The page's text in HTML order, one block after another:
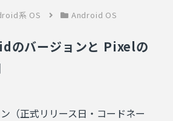
系 OS Android OS
のバージョンと Pixelの
（正式リリース日・コードネー